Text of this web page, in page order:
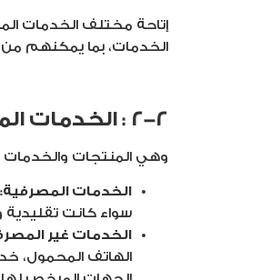
إتاحة مختلف الخدمات
الخدمات، بما يمكنهم
2-2 : الخدمات المالية:
وهي المنتجات والخدمات
الخدمات المصرفية:
سواء كانت تقليدية
الخدمات غير
الهاتف المحمول،